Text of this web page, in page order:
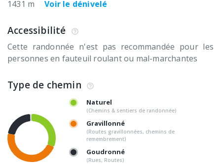
1431 m
Voir le dénivelé
Accessibilité
Cette randonnée n'est pas recommandée pour les
personnes en fauteuil roulant ou mal-marchantes
Type de chemin
Naturel
(Chemins & sentiers de randonnée)
Gravillonné
(Routes gravillonnées, chemins de
remembrement)
Goudronné
(Rues, Routes)